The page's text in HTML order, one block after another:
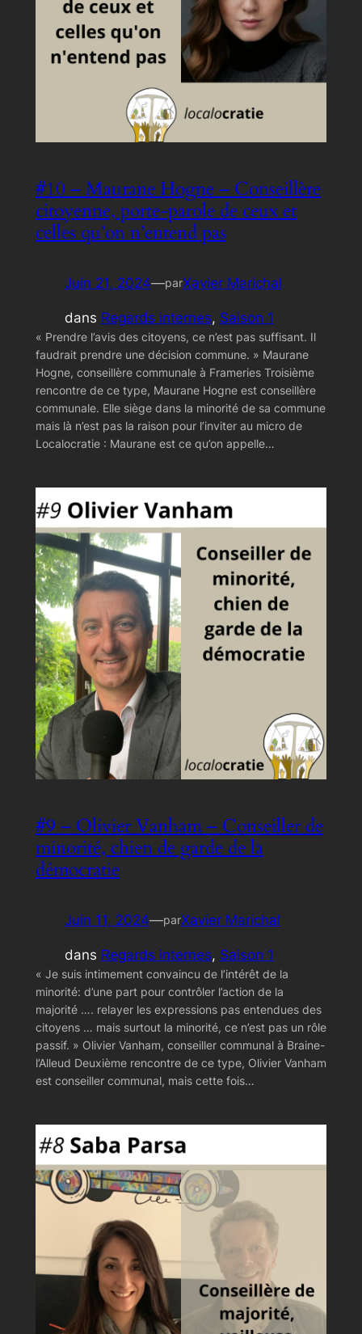
#10 – Maurane Hogne – Conseillère
citoyenne, porte-parole de ceux et
celles qu’on n’entend pas
Juin 21, 2024—parXavier Marichal
dans Regards internes, Saison 1
« Prendre l’avis des citoyens, ce n’est pas suffisant. Il
faudrait prendre une décision commune. » Maurane
Hogne, conseillère communale à Frameries Troisième
rencontre de ce type, Maurane Hogne est conseillère
communale. Elle siège dans la minorité de sa commune
mais là n’est pas la raison pour l’inviter au micro de
Localocratie : Maurane est ce qu’on appelle…
#9 – Olivier Vanham – Conseiller de
minorité, chien de garde de la
démocratie
Juin 11, 2024—parXavier Marichal
dans Regards internes, Saison 1
« Je suis intimement convaincu de l’intérêt de la
minorité: d’une part pour contrôler l’action de la
majorité …. relayer les expressions pas entendues des
citoyens … mais surtout la minorité, ce n’est pas un rôle
passif. » Olivier Vanham, conseiller communal à Braine-
l’Alleud Deuxième rencontre de ce type, Olivier Vanham
est conseiller communal, mais cette fois…